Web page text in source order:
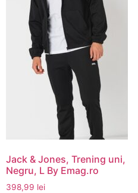
Jack & Jones, Trening uni,
Negru, L By Emag.ro
398,99 lei